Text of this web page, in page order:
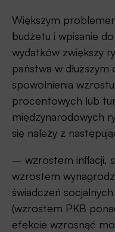
Większym
budżetu i wpisanie
wydatków zwiększy
państwa w
spowolnienia
procentowych lub
międzynarodowych
się należy z
– wzrostem inflacji,
wzrostem
świadczeń
(wzrostem PKB
efekcie wzrosnąć